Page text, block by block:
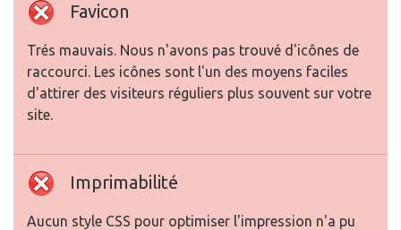
Favicon
Trés mauvais. Nous n'avons pas trouvé d'icônes de
raccourci. Les icônes sont l'un des moyens faciles
d'attirer des visiteurs réguliers plus souvent sur votre
site.
Imprimabilité
Aucun style CSS pour optimiser l'impression n'a pu